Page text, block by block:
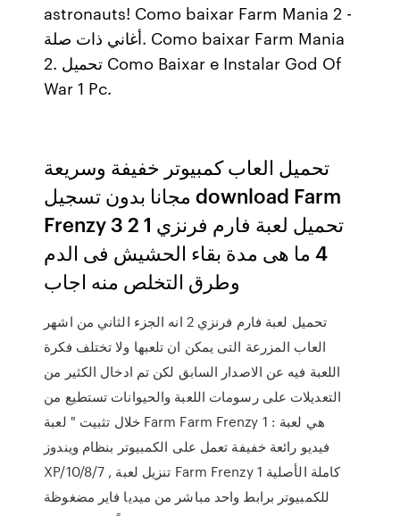
astronauts! Como baixar Farm Mania 2 -
أغاني ذات صلة. Como baixar Farm Mania
2. تحميل Como Baixar e Instalar God Of
War 1 Pc.
تحميل العاب كمبيوتر خفيفة وسريعة
مجانا بدون تسجيل download Farm
Frenzy تحميل لعبة فارم فرنزي 1 2 3
4 ما هى مدة بقاء الحشيش فى الدم
تحميل لعبة فارم فرنزي 2 انه الجزء الثاني من اشهر
العاب المزرعة التى يمكن ان تلعبها ولا تختلف فكرة
اللعبة فيه عن الاصدار السابق لكن تم ادخال الكثير من
التعديلات على رسومات اللعبة والحيوانات تستطيع من
خلال تثبيت " لعبة Farm Farm Frenzy 1 : هي لعبة
فيديو رائعة خفيفة تعمل على الكمبيوتر بنظام ويندوز
XP/10/8/7 , تنزيل لعبة Farm Frenzy 1 كاملة الأصلية
للكمبيوتر برابط واحد مباشر من ميديا فاير مضغوظة